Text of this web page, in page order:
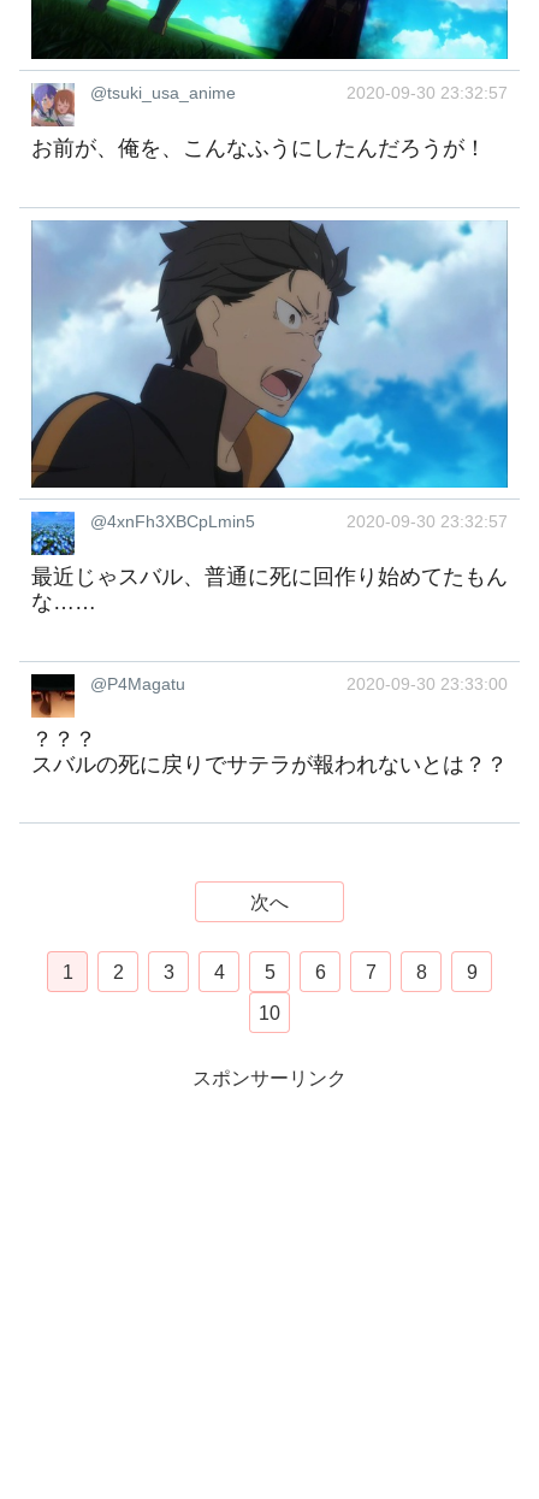
@tsuki_usa_anime 2020-09-30 23:32:57
お前が、俺を、こんなふうにしたんだろうが！
@4xnFh3XBCpLmin5 2020-09-30 23:32:57
最近じゃスバル、普通に死に回作り始めてたもん
な……
@P4Magatu 2020-09-30 23:33:00
？？？
スバルの死に戻りでサテラが報われないとは？？
次へ
1 2 3 4 5 6 7 8
9
10
スポンサーリンク